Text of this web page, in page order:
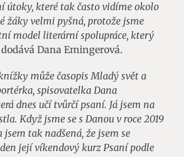
útoky, které tak často vidíme okolo
žáky velmi pyšná, protože jsme
model literární spolupráce, který
Dana Emingerová.
může časopis Mladý svět a
spisovatelka Dana
dnes učí tvůrčí psaní. Já jsem na
Když jsme se s Danou v roce 2019
tak nadšená, že jsem se
její víkendový kurz Psaní podle